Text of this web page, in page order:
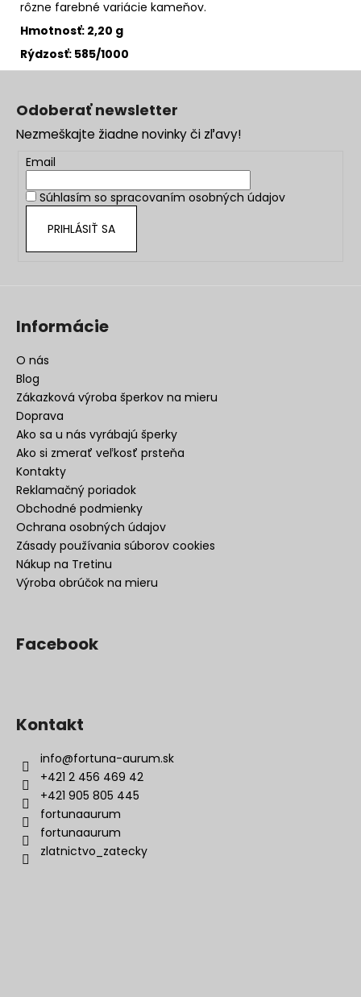
rôzne farebné variácie kameňov.
Hmotnosť: 2,20 g
Rýdzosť: 585/1000
Odoberať newsletter
Nezmeškajte žiadne novinky či zľavy!
Email
Súhlasím so spracovaním osobných údajov
PRIHLÁSIŤ SA
Informácie
O nás
Blog
Zákazková výroba šperkov na mieru
Doprava
Ako sa u nás vyrábajú šperky
Ako si zmerať veľkosť prsteňa
Kontakty
Reklamačný poriadok
Obchodné podmienky
Ochrana osobných údajov
Zásady používania súborov cookies
Nákup na Tretinu
Výroba obrúčok na mieru
Facebook
Kontakt
info@fortuna-aurum.sk
+421 2 456 469 42
+421 905 805 445
fortunaaurum
fortunaaurum
zlatnictvo_zatecky